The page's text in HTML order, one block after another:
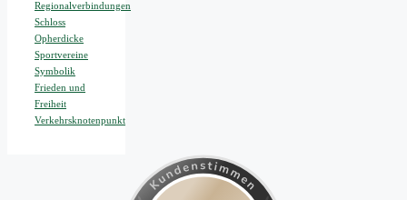
Regionalverbindungen
Schloss
Opherdicke
Sportvereine
Symbolik
Frieden und
Freiheit
Verkehrsknotenpunkt